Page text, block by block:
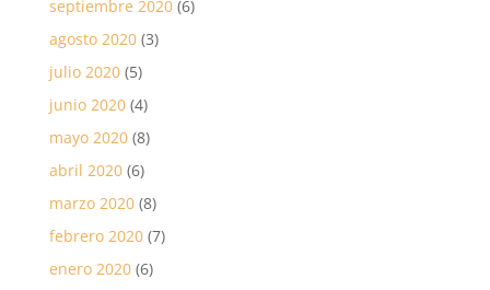
septiembre 2020(6)
agosto 2020(3)
julio 2020(5)
junio 2020(4)
mayo 2020(8)
abril 2020(6)
marzo 2020(8)
febrero 2020(7)
enero 2020(6)